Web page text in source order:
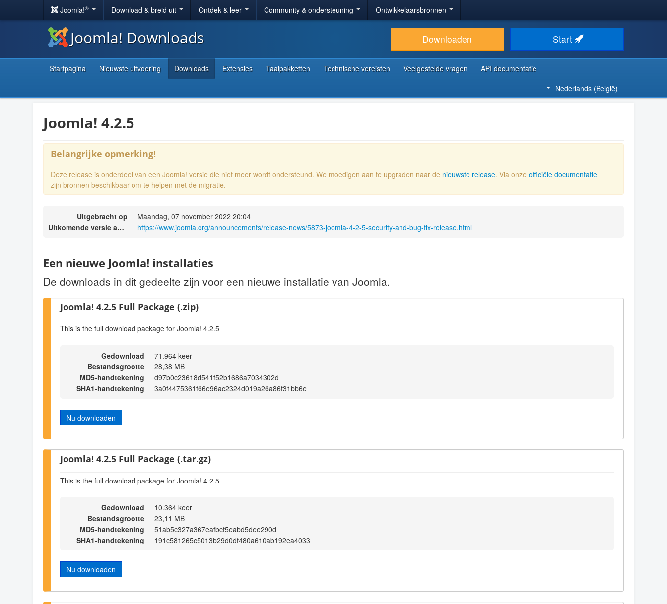
Joomla!® Download & breid uit Ontdek & leer Community & ondersteuning Ontwikkelaarsbronnen
Joomla! Downloads Downloaden Start
Startpagina Nieuwste uitvoering Downloads Extensies Taalpakketten Technische vereisten Veelgestelde vragen
API documentatie
Nederlands (België)
Joomla! 4.2.5
Belangrijke opmerking!
Deze release is onderdeel van een Joomla! versie die niet meer wordt ondersteund. We moedigen aan te upgraden naar de nieuwste release. Via onze officiële documentatie
zijn bronnen beschikbaar om te helpen met de migratie.
Uitgebracht op
Maandag, 07 november 2022 20:04
Uitkomende versie aankondiging
https://www.joomla.org/announcements/release-news/5873-joomla-4-2-5-security-and-bug-fix-release.html
Een nieuwe Joomla! installaties
De downloads in dit gedeelte zijn voor een nieuwe installatie van Joomla.
Joomla! 4.2.5 Full Package (.zip)
This is the full download package for Joomla! 4.2.5
Gedownload
71.964 keer
Bestandsgrootte
28,38 MB
MD5-handtekening
d97b0c23618d541f52b1686a7034302d
SHA1-handtekening
3a0f4475361f66e96ac2324d019a26a86f31bb6e
Nu downloaden
Joomla! 4.2.5 Full Package (.tar.gz)
This is the full download package for Joomla! 4.2.5
Gedownload
10.364 keer
Bestandsgrootte
23,11 MB
MD5-handtekening
51ab5c327a367eafbcf5eabd5dee290d
SHA1-handtekening
191c581265c5013b29d0df480a610ab192ea4033
Nu downloaden